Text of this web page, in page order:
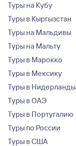
Туры на Кубу
Туры в Кыргызстан
Туры на Мальдивы
Туры на Мальту
Туры в Марокко
Туры в Мексику
Туры в Нидерланды
Туры в ОАЭ
Туры в Португалию
Туры по России
Туры в США